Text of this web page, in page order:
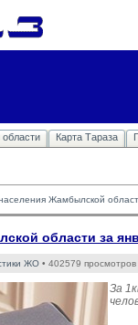
Карта Тараза
Жамбылской
области за
ЖО • 402579
За